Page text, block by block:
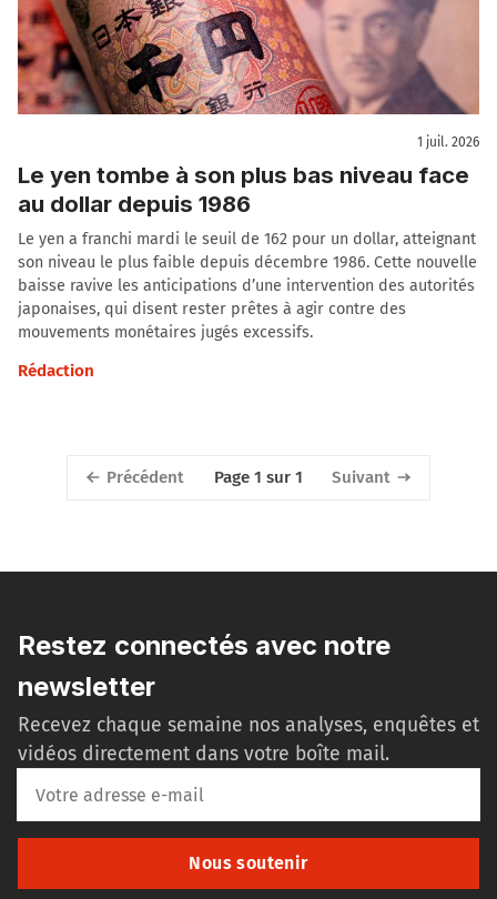
1 juil. 2026
Le yen tombe à son plus bas niveau face
au dollar depuis 1986
Le yen a franchi mardi le seuil de 162 pour un dollar, atteignant
son niveau le plus faible depuis décembre 1986. Cette nouvelle
baisse ravive les anticipations d’une intervention des autorités
japonaises, qui disent rester prêtes à agir contre des
mouvements monétaires jugés excessifs.
Rédaction
Précédent Page 1 sur 1 Suivant
Restez connectés avec notre
newsletter
Recevez chaque semaine nos analyses, enquêtes et
vidéos directement dans votre boîte mail.
Nous soutenir